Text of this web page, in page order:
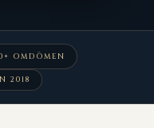
OMDÖMEN
2018